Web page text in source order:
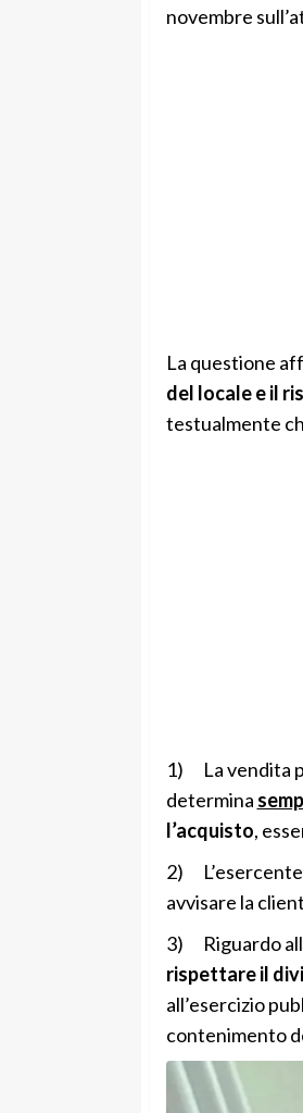
novembre
La questione
del locale e il
testualmente
1) La vendita
determina
l’acquisto,
2)
avvisare la
3) Riguardo
rispettare il
all’esercizio
contenimento